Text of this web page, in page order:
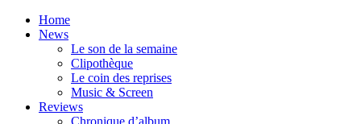
Home
News
Le son de la semaine
Clipothèque
Le coin des reprises
Music & Screen
Reviews
Chronique d’album